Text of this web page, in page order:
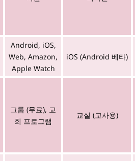
Android, iOS,
Web, Amazon,
Apple Watch
iOS (Android 베타)
그룹 (무료), 교
회 프로그램
교실 (교사용)